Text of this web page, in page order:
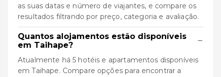
as suas datas e número de viajantes, e compare os
resultados filtrando por preço, categoria e avaliação.
Quantos alojamentos estão disponíveis
em Taihape?
−
Atualmente há 5 hotéis e apartamentos disponíveis
em Taihape. Compare opções para encontrar a